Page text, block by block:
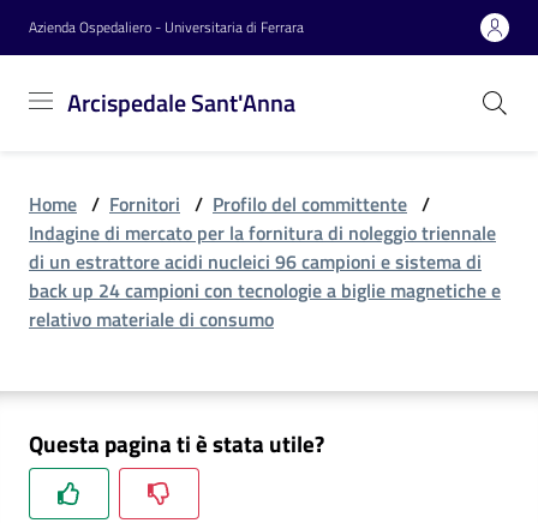
Vai al contenuto
Vai alla navigazione
Vai al footer
Azienda Ospedaliero - Universitaria di Ferrara
Arcispedale Sant'Anna
Sant'Anna
Azienda
Servizi
Novità
Home / Fornitori / Profilo del committente /
Indagine di mercato per la fornitura di noleggio triennale
di un estrattore acidi nucleici 96 campioni e sistema di
back up 24 campioni con tecnologie a biglie magnetiche e
relativo materiale di consumo
Questa pagina ti è stata utile?